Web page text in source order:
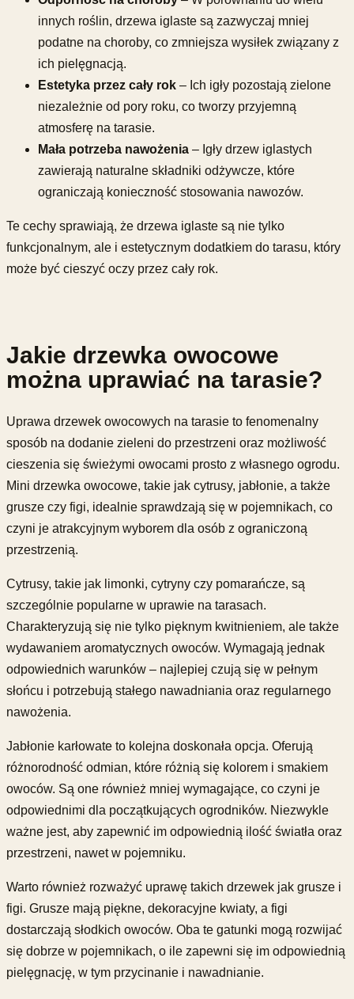
innych roślin, drzewa iglaste są zazwyczaj mniej
podatne na choroby, co zmniejsza wysiłek związany z
ich pielęgnacją.
Estetyka przez cały rok – Ich igły pozostają zielone
niezależnie od pory roku, co tworzy przyjemną
atmosferę na tarasie.
Mała potrzeba nawożenia – Igły drzew iglastych
zawierają naturalne składniki odżywcze, które
ograniczają konieczność stosowania nawozów.
Te cechy sprawiają, że drzewa iglaste są nie tylko
funkcjonalnym, ale i estetycznym dodatkiem do tarasu, który
może być cieszyć oczy przez cały rok.
Jakie drzewka owocowe
można uprawiać na tarasie?
Uprawa drzewek owocowych na tarasie to fenomenalny
sposób na dodanie zieleni do przestrzeni oraz możliwość
cieszenia się świeżymi owocami prosto z własnego ogrodu.
Mini drzewka owocowe, takie jak cytrusy, jabłonie, a także
grusze czy figi, idealnie sprawdzają się w pojemnikach, co
czyni je atrakcyjnym wyborem dla osób z ograniczoną
przestrzenią.
Cytrusy, takie jak limonki, cytryny czy pomarańcze, są
szczególnie popularne w uprawie na tarasach.
Charakteryzują się nie tylko pięknym kwitnieniem, ale także
wydawaniem aromatycznych owoców. Wymagają jednak
odpowiednich warunków – najlepiej czują się w pełnym
słońcu i potrzebują stałego nawadniania oraz regularnego
nawożenia.
Jabłonie karłowate to kolejna doskonała opcja. Oferują
różnorodność odmian, które różnią się kolorem i smakiem
owoców. Są one również mniej wymagające, co czyni je
odpowiednimi dla początkujących ogrodników. Niezwykle
ważne jest, aby zapewnić im odpowiednią ilość światła oraz
przestrzeni, nawet w pojemniku.
Warto również rozważyć uprawę takich drzewek jak grusze i
figi. Grusze mają piękne, dekoracyjne kwiaty, a figi
dostarczają słodkich owoców. Oba te gatunki mogą rozwijać
się dobrze w pojemnikach, o ile zapewni się im odpowiednią
pielęgnację, w tym przycinanie i nawadnianie.